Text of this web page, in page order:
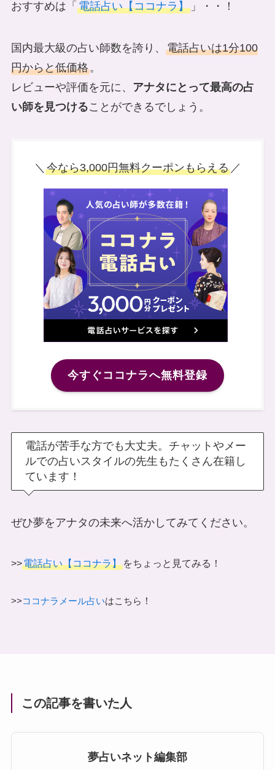
おすすめは「 電話占い【ココナラ】」・・！
国内最大級の占い師数を誇り、 電話占いは1分100
円からと低価格。
レビューや評価を元に、 アナタにとって最高の占
い師を見つけることができるでしょう。
＼ 今なら3,000円無料クーポンもらえる／
今すぐココナラへ無料登録
電話が苦手な方でも大丈夫。チャットやメー
ルでの占いスタイルの先生もたくさん在籍し
ています！
ぜひ夢をアナタの未来へ活かしてみてください。
>>電話占い【ココナラ】をちょっと見てみる！
>>ココナラメール占いはこちら ！
この記事を書いた人
夢占いネット編集部